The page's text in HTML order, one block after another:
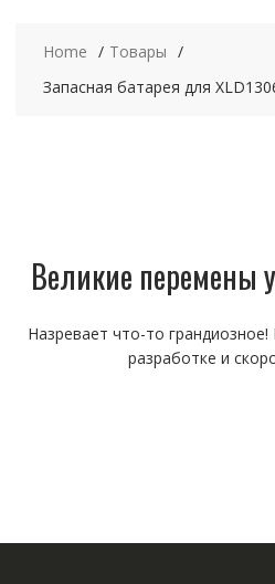
Home
Товары
Запасная батарея для
Великие перемены
Назревает что-то
разработке и